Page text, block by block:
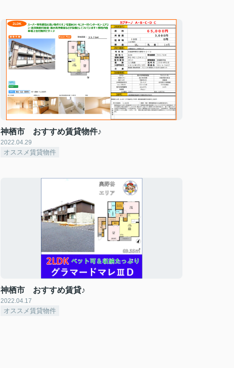
神栖市 おすすめ賃貸物件♪
2022.04.29
オススメ賃貸物件
神栖市 おすすめ賃貸♪
2022.04.17
オススメ賃貸物件